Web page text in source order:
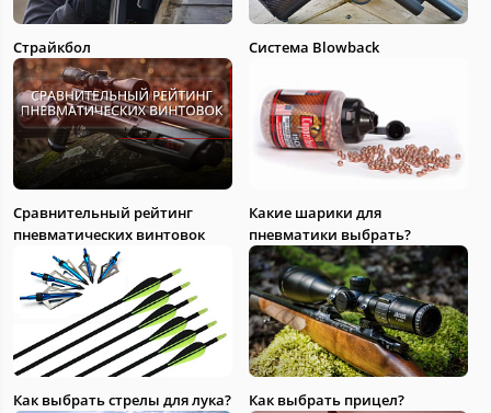
Страйкбол Система Blowback
Сравнительный рейтинг
пневматических винтовок
Какие шарики для
пневматики выбрать?
Как выбрать стрелы для лука? Как выбрать прицел?